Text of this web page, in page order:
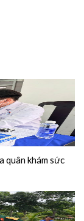
quân khám sức